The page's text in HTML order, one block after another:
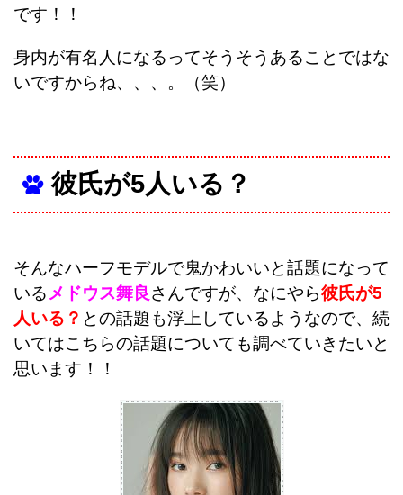
です！！
身内が有名人になるってそうそうあることではな
いですからね、、、。（笑）
彼氏が5人いる？
そんなハーフモデルで鬼かわいいと話題になって
いる メドウス舞良さんですが、なにやら彼氏が5
人いる？ との話題も浮上しているようなので、続
いてはこちらの話題についても調べていきたいと
思います！！